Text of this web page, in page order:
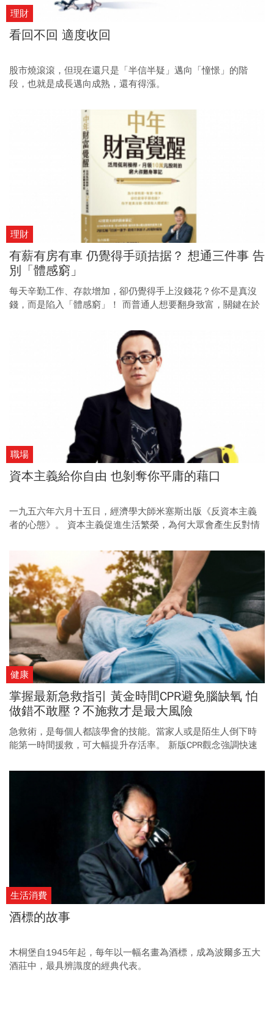
理財
看回不回 適度收回
股市燒滾滾，但現在還只是「半信半疑」邁向「憧憬」的階
段，也就是成長邁向成熟，還有得漲。
理財
有薪有房有車 仍覺得手頭拮据？ 想通三件事 告
別「體感窮」
每天辛勤工作、存款增加，卻仍覺得手上沒錢花？你不是真沒
錢，而是陷入「體感窮」！ 而普通人想要翻身致富，關鍵在於
職場
資本主義給你自由 也剝奪你平庸的藉口
一九五六年六月十五日，經濟學大師米塞斯出版《反資本主義
者的心態》。 資本主義促進生活繁榮，為何大眾會產生反對情
健康
掌握最新急救指引 黃金時間CPR避免腦缺氧 怕
做錯不敢壓？不施救才是最大風險
急救術，是每個人都該學會的技能。當家人或是陌生人倒下時
能第一時間援救，可大幅提升存活率。 新版CPR觀念強調快速
氧、維繫生命。
生活消費
酒標的故事
木桐堡自1945年起，每年以一幅名畫為酒標，成為波爾多五大
酒莊中，最具辨識度的經典代表。